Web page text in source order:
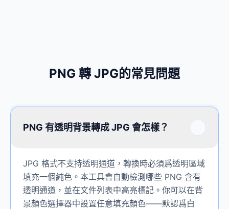
PNG 轉 JPG的常見問題
PNG 有透明背景轉成 JPG 會怎樣？
JPG 格式不支持透明通道，轉換時必須爲透明區域
填充一個純色。本工具會自動檢測哪些 PNG 含有
透明通道，並在文件列表中高亮標記。你可以在背
景顏色選擇器中設置任意填充顏色——默認爲白